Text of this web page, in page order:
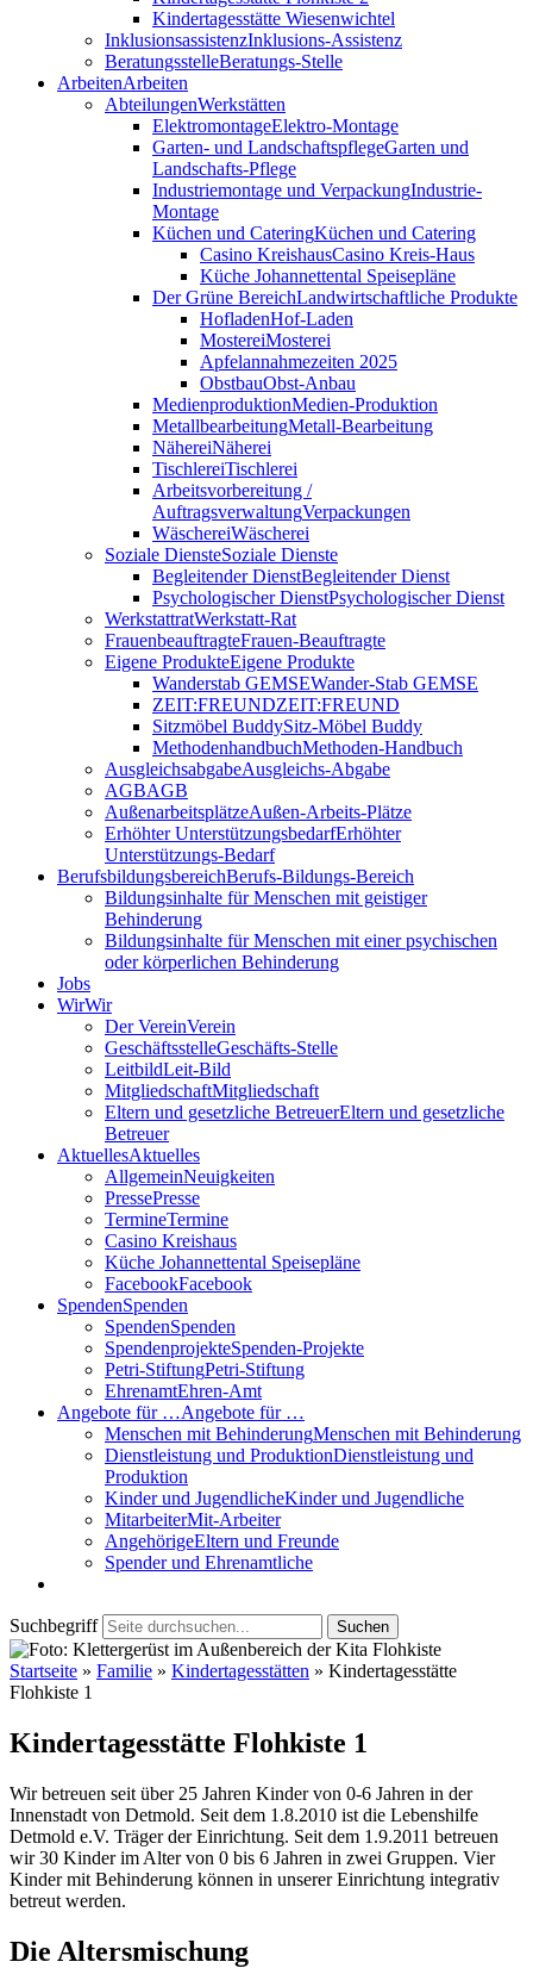
Kindertagesstätte Wiesenwichtel
InklusionsassistenzInklusions-Assistenz
BeratungsstelleBeratungs-Stelle
ArbeitenArbeiten
AbteilungenWerkstätten
ElektromontageElektro-Montage
Garten- und LandschaftspflegeGarten und
Landschafts-Pflege
Industriemontage und VerpackungIndustrie-
Montage
Küchen und CateringKüchen und Catering
Casino KreishausCasino Kreis-Haus
Küche Johannettental Speisepläne
Der Grüne BereichLandwirtschaftliche Produkte
HofladenHof-Laden
MostereiMosterei
Apfelannahmezeiten 2025
ObstbauObst-Anbau
MedienproduktionMedien-Produktion
MetallbearbeitungMetall-Bearbeitung
NähereiNäherei
TischlereiTischlerei
Arbeitsvorbereitung /
AuftragsverwaltungVerpackungen
WäschereiWäscherei
Soziale DiensteSoziale Dienste
Begleitender DienstBegleitender Dienst
Psychologischer DienstPsychologischer Dienst
WerkstattratWerkstatt-Rat
FrauenbeauftragteFrauen-Beauftragte
Eigene ProdukteEigene Produkte
Wanderstab GEMSEWander-Stab GEMSE
ZEIT:FREUNDZEIT:FREUND
Sitzmöbel BuddySitz-Möbel Buddy
MethodenhandbuchMethoden-Handbuch
AusgleichsabgabeAusgleichs-Abgabe
AGBAGB
AußenarbeitsplätzeAußen-Arbeits-Plätze
Erhöhter UnterstützungsbedarfErhöhter
Unterstützungs-Bedarf
BerufsbildungsbereichBerufs-Bildungs-Bereich
Bildungsinhalte für Menschen mit geistiger
Behinderung
Bildungsinhalte für Menschen mit einer psychischen
oder körperlichen Behinderung
Jobs
WirWir
Der VereinVerein
GeschäftsstelleGeschäfts-Stelle
LeitbildLeit-Bild
MitgliedschaftMitgliedschaft
Eltern und gesetzliche BetreuerEltern und gesetzliche
Betreuer
AktuellesAktuelles
AllgemeinNeuigkeiten
PressePresse
TermineTermine
Casino Kreishaus
Küche Johannettental Speisepläne
FacebookFacebook
SpendenSpenden
SpendenSpenden
SpendenprojekteSpenden-Projekte
Petri-StiftungPetri-Stiftung
EhrenamtEhren-Amt
Angebote für …Angebote für …
Menschen mit BehinderungMenschen mit Behinderung
Dienstleistung und ProduktionDienstleistung und
Produktion
Kinder und JugendlicheKinder und Jugendliche
MitarbeiterMit-Arbeiter
AngehörigeEltern und Freunde
Spender und Ehrenamtliche
Suchbegriff Suchen
Startseite » Familie » Kinder­tages­stätten » Kindertagesstätte
Flohkiste 1
Kindertagesstätte Flohkiste 1
Wir betreuen seit über 25 Jahren Kinder von 0-6 Jahren in der
Innenstadt von Detmold. Seit dem 1.8.2010 ist die Lebenshilfe
Detmold e.V. Träger der Einrichtung. Seit dem 1.9.2011 betreuen
wir 30 Kinder im Alter von 0 bis 6 Jahren in zwei Gruppen. Vier
Kinder mit Behinderung können in unserer Einrichtung integrativ
betreut werden.
Die Altersmischung